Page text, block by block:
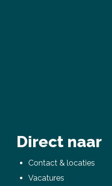
Direct naar
Contact & locaties
Vacatures